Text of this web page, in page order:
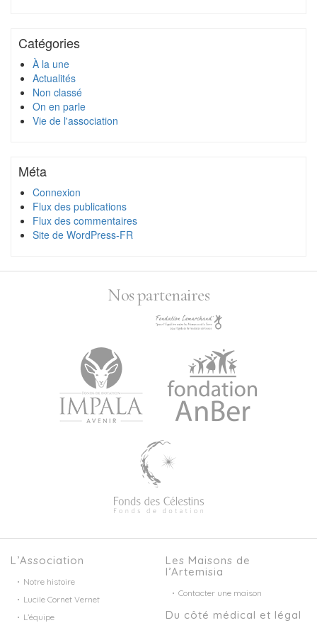
Catégories
À la une
Actualités
Non classé
On en parle
Vie de l'association
Méta
Connexion
Flux des publications
Flux des commentaires
Site de WordPress-FR
Nos partenaires
L’Association
Notre histoire
Lucile Cornet Vernet
L’équipe
Les Maisons de
l’Artemisia
Contacter une maison
Du côté médical et légal